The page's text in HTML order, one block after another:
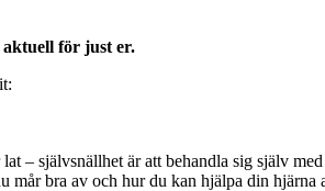
aktuell för just er.
– självsnällhet är att behandla sig själv
bra av och hur du kan hjälpa din